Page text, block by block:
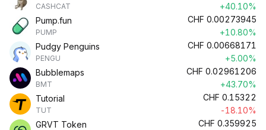
CASHCAT
+40.10%
Pump.fun
PUMP
CHF 0.00273945
+10.80%
Pudgy Penguins
PENGU
CHF 0.00668171
+5.00%
Bubblemaps
BMT
CHF 0.02961206
+43.70%
Tutorial
TUT
CHF 0.15322
-18.10%
GRVT Token
CHF 0.359925